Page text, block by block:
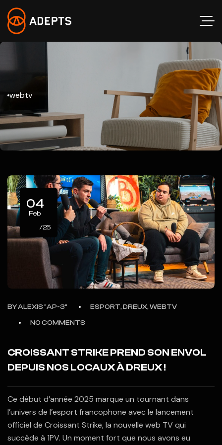
webtv
04
Feb
/25
BYALEXIS "AP-3"
ESPORT, DREUX, WEBTV
NO COMMENTS
CROISSANT STRIKE PREND SON ENVOL
DEPUIS NOS LOCAUX À DREUX !
Ce début d’année 2025 marque un tournant dans
l’univers de l’esport francophone avec le lancement
officiel de Croissant Strike, la nouvelle web TV qui
succède à 1PV. Un moment fort que nous avons eu